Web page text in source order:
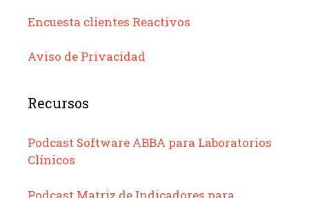
Encuesta clientes Reactivos
Aviso de Privacidad
Recursos
Podcast Software ABBA para Laboratorios
Clínicos
Podcast Matriz de Indicadores para